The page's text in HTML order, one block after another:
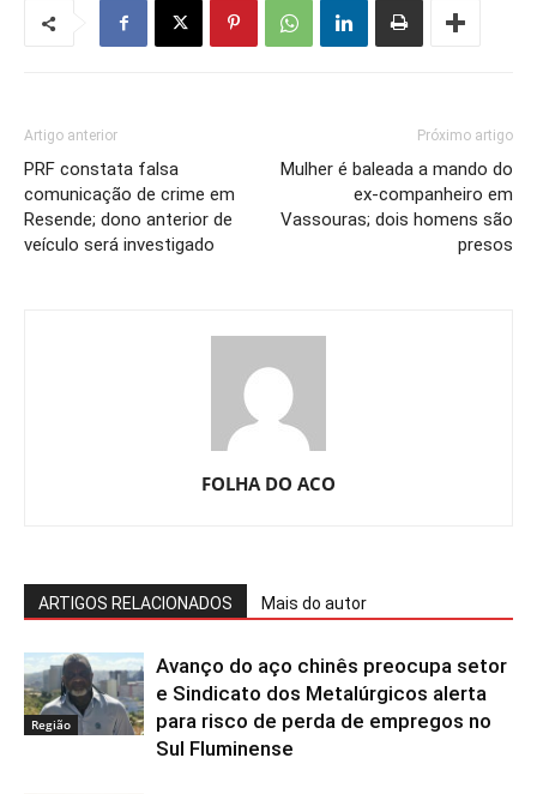
Artigo anterior
PRF constata falsa
comunicação de crime em
Resende; dono anterior de
veículo será investigado
Próximo artigo
Mulher é baleada a mando do
ex-companheiro em
Vassouras; dois homens são
presos
FOLHA DO ACO
ARTIGOS RELACIONADOS Mais do autor
Região
Avanço do aço chinês preocupa setor
e Sindicato dos Metalúrgicos alerta
para risco de perda de empregos no
Sul Fluminense